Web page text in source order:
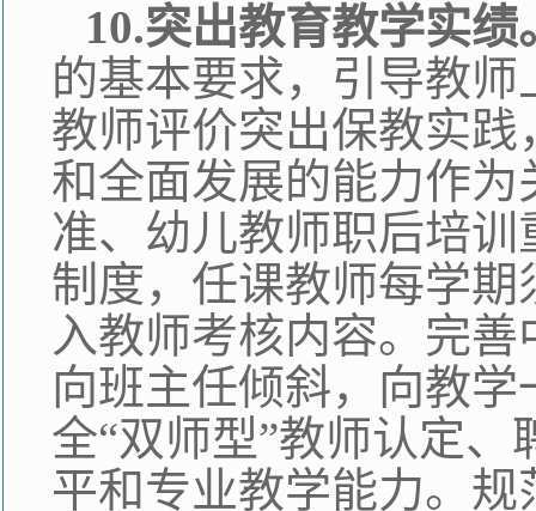
10.突出教育教学实绩
的基本要求，引导教
教师评价突出保教实
和全面发展的能力作
准、幼儿教师职后培
制度，任课教师每学
入教师考核内容。完
向班主任倾斜，向教
全“双师型”教师认定
平和专业教学能力。